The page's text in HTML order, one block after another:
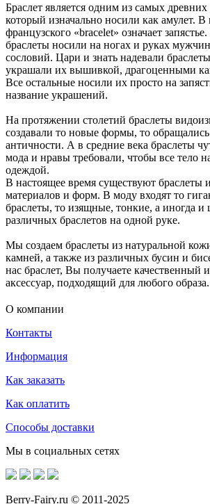
Браслет является одним из самых
который изначально носили как амулет. В
французского «bracelet» означает
браслеты носили на ногах и руках
сословий. Цари и знать надевали
украшали их вышивкой, драгоценными
Все остальные носили их просто на
название украшений.
На протяжении столетий браслеты
создавали то новые формы, то
античности. А в средние века браслеты
мода и нравы требовали, чтобы все тело
одеждой.
В настоящее время существуют браслеты
материалов и форм. В моду входят то
браслеты, то изящные, тонкие, а иногда и
различных браслетов на одной руке.
Мы создаем браслеты из натуральной
камней, а также из различных бусин и
нас браслет, Вы получаете качественный
аксессуар, подходящий для любого образа.
О компании
Контакты
Информация
Как заказать
Как оплатить
Способы доставки
Мы в социальных сетях
Berry-Fairy.ru © 2011-2025